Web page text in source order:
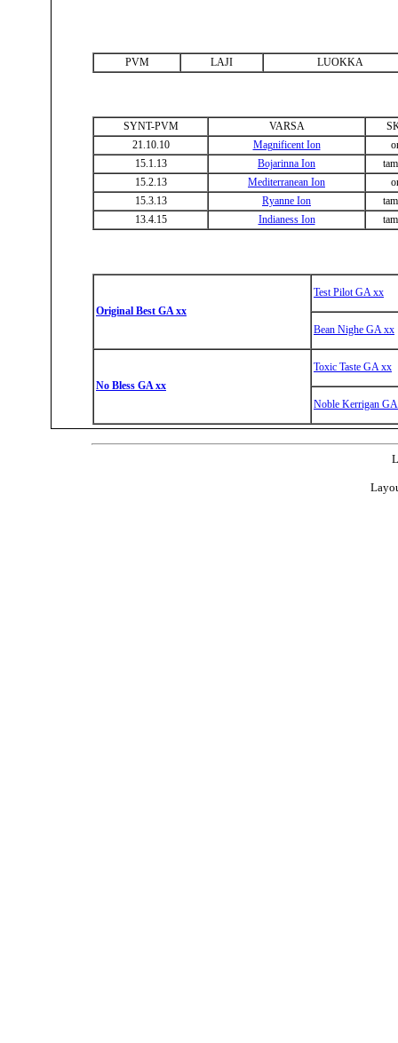
PVM LAJI LUOKKA
SYNT-PVM VARSA
21.10.10
Magnificent Ion
15.1.13
Bojarinna Ion
15.2.13
Mediterranean Ion
15.3.13
Ryanne Ion
13.4.15
Indianess Ion
Original Best GA xx
Test Pilot GA xx
Bean Nighe GA xx
No Bless GA xx
Toxic Taste GA xx
Noble Kerrigan